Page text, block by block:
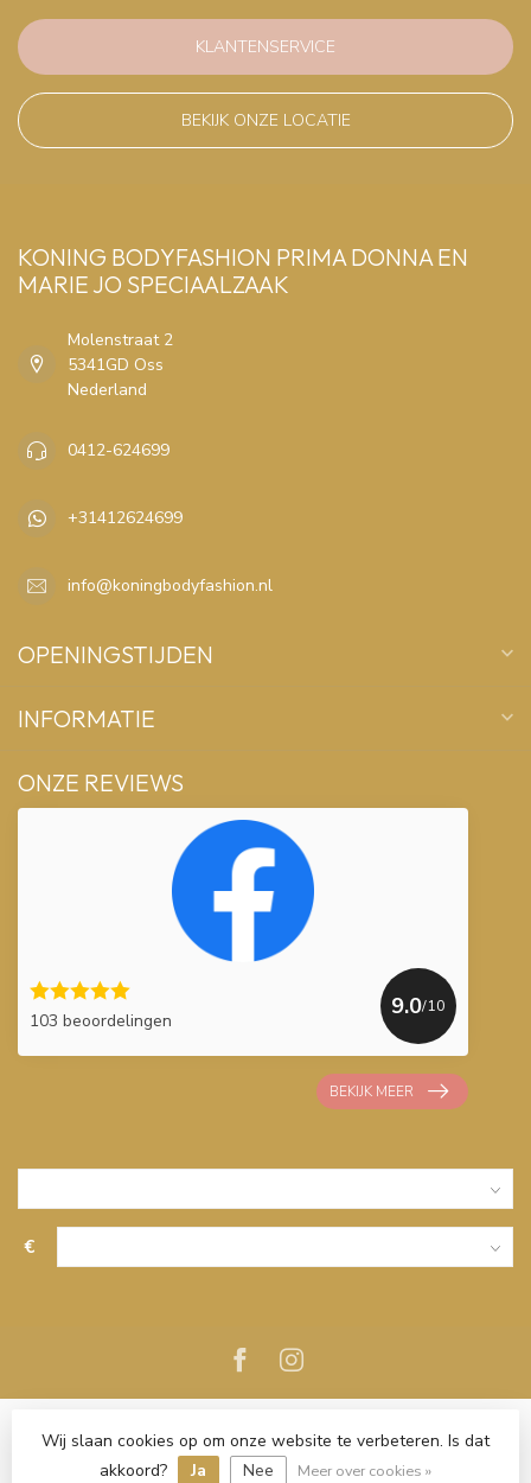
KLANTENSERVICE
BEKIJK ONZE LOCATIE
KONING BODYFASHION PRIMA DONNA EN
MARIE JO SPECIAALZAAK
Molenstraat 2
5341GD Oss
Nederland
0412-624699
+31412624699
info@koningbodyfashion.nl
OPENINGSTIJDEN
INFORMATIE
ONZE REVIEWS
103 beoordelingen
9.0/10
BEKIJK MEER
€
Wij slaan cookies op om onze website te verbeteren. Is dat
akkoord?
Ja Nee Meer over cookies »